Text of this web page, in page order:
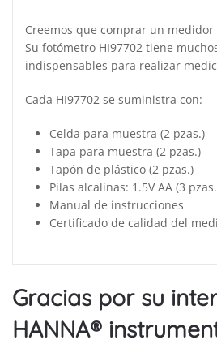
Creemos que comprar un
Su fotómetro HI97702 tiene
indispensables para realizar
Cada HI97702 se suministra con:
Celda para muestra (2 pzas.)
Tapa para muestra (2 pzas.)
Tapón de plástico (2 pzas.)
Pilas alcalinas: 1.5V AA (3
Manual de instrucciones
Certificado de calidad del
Gracias por su
HANNA®